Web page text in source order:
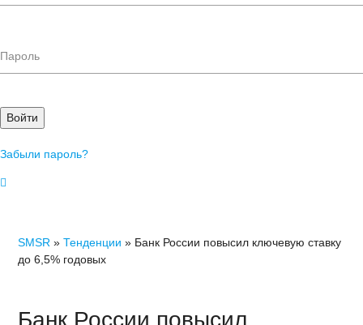
Войти
Забыли пароль?
SMSR »Тенденции » Банк России повысил ключевую ставку
до 6,5% годовых